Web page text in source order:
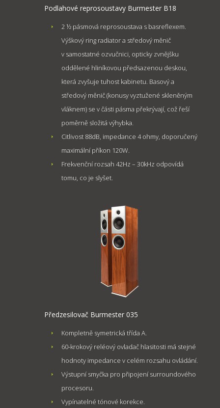
Podlahové reprosoustavy Burmester B18
2 ½ pásmová reprosoustava s basreflexem.
Výškový ring radiator a středový měnič
v samostatné ozvučnici, opticky zvnějšku
oddělené hliníkovou předsazenou deskou,
která zvyšuje tuhost kabinetu. Basový a
středový měnič (konusy vyztužené skleněným
vláknem) se v části pásma překrývají, což řeší
poměrně složitá výhybka.
Citlivost 88dB, impedance 4 ohmy, doporučený
maximální příkon 120W.
Frekvenční rozsah 42Hz – 30kHz odpovídá
tomu, co je slyšet.
Předzesilovač Burmester 035
Kompletně symetrická třída A.
60-krokový reléový ovladač hlasitosti má stejné
hodnoty impedance v celém rozsahu ovládání.
Výstupní smyčka pro připojení surroundového
procesoru.
Vypínatelné tónové korekce.